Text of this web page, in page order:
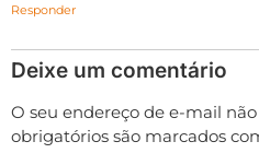
Responder
Deixe um comentário
O seu endereço de e-mail
obrigatórios são marcados